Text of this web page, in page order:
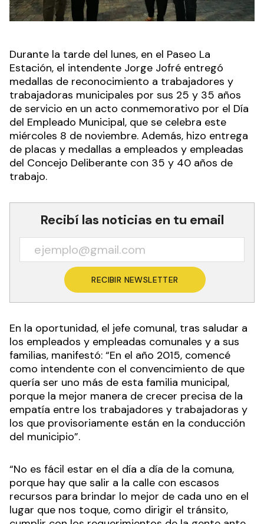
Durante la tarde del lunes, en el Paseo La
Estación, el intendente Jorge Jofré entregó
medallas de reconocimiento a trabajadores y
trabajadoras municipales por sus 25 y 35 años
de servicio en un acto conmemorativo por el Día
del Empleado Municipal, que se celebra este
miércoles 8 de noviembre. Además, hizo entrega
de placas y medallas a empleados y empleadas
del Concejo Deliberante con 35 y 40 años de
trabajo.
Recibí las noticias en tu email
RECIBIR NEWSLETTER
En la oportunidad, el jefe comunal, tras saludar a
los empleados y empleadas comunales y a sus
familias, manifestó: “En el año 2015, comencé
como intendente con el convencimiento de que
quería ser uno más de esta familia municipal,
porque la mejor manera de crecer precisa de la
empatía entre los trabajadores y trabajadoras y
los que provisoriamente están en la conducción
del municipio”.
“No es fácil estar en el día a día de la comuna,
porque hay que salir a la calle con escasos
recursos para brindar lo mejor de cada uno en el
lugar que nos toque, como dirigir el tránsito,